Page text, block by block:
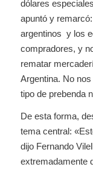
dólares
apuntó y
argentinos y los
compradores, y
rematar
Argentina. No
tipo de prebenda
De esta forma,
tema central:
dijo Fernando
extremadamente